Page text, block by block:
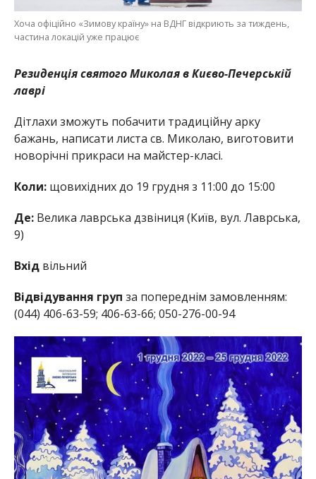
Хоча офіційно «Зимову країну» на ВДНГ відкриють за тиждень,
частина локацій уже працює
Резиденція святого Миколая в Києво-Печерській
лаврі
Дітлахи зможуть побачити традиційну арку
бажань, написати листа св. Миколаю, виготовити
новорічні прикраси на майстер-класі.
Коли: щовихідних до 19 грудня з 11:00 до 15:00
Де: Велика лаврська дзвіниця (Київ, вул. Лаврська,
9)
Вхідвільний
Відвідування груп за попереднім замовленням:
(044) 406-63-59; 406-63-66; 050-276-00-94